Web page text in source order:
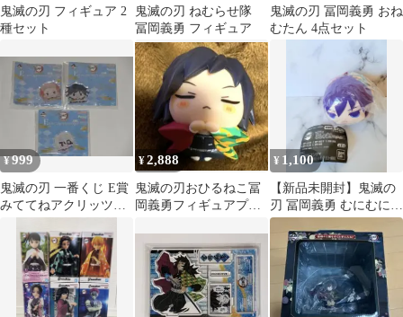
鬼滅の刃 フィギュア 2
種セット
鬼滅の刃 ねむらせ隊
冨岡義勇 フィギュア
鬼滅の刃 冨岡義勇 おね
むたん 4点セット
¥999
鬼滅の刃 一番くじ E賞
みててねアクリッツマ
¥2,888
鬼滅の刃おひるねこ冨
岡義勇フィギュアプラ
¥ 1,100
【新品未開封】鬼滅の
刃 冨岡義勇 むにむにま
しゅまろますこっと ガ
チャ 貴重